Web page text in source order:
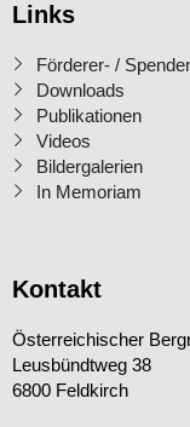
Links
Förderer- /
Downloads
Publikationen
Videos
Bildergalerien
In Memoriam
Kontakt
Österreichischer
Leusbündtweg 38
6800 Feldkirch